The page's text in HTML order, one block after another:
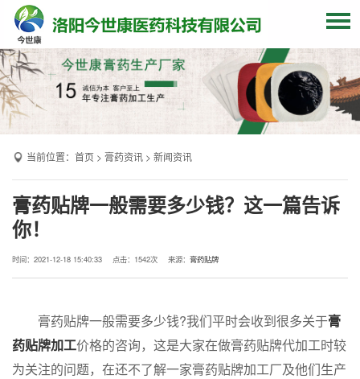
网站首页
关于我们
贴牌加工
膏药资讯
当前位置： 首页 > 膏药资讯 > 新闻资讯
膏药贴牌一般需要多少钱？这一篇告诉
你！
时间：2021-12-18 15:40:33 点击： 1542次 来源： 膏药贴牌
膏药贴牌一般需要多少钱?我们平时会收到很多关于膏
药贴牌加工价格的咨询，这是大家在做膏药贴牌代加工时较
为关注的问题，在还不了解一家膏药贴牌加工厂及他们生产